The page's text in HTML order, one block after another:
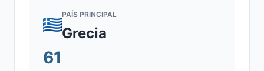
PAÍS PRINCIPAL
Grecia
61